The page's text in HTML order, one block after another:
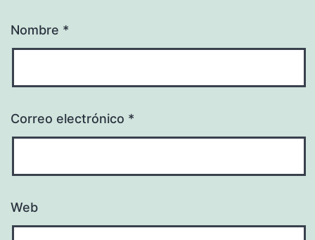
Nombre *
Correo electrónico *
Web